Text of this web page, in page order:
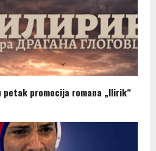
promocija romana „Ilirik“